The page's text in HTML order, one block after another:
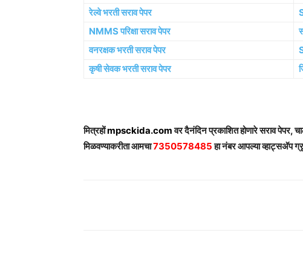
रेल्वे भरती सराव पेपर
NMMS परिक्षा सराव पेपर
वनरक्षक भरती सराव पेपर
कृषी सेवक भरती सराव पेपर
मित्रहोंmpsckida.comवर दैनंदिन प्रकाशित होणारे सराव पेपर,
मिळवण्याकरीता आमचा7350578485हा नंबर आपल्या व्हाट्सअ‍ॅप